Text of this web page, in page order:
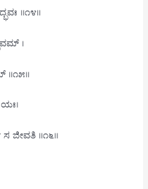
॥೧೪॥
।
॥೧೫॥
ಜೀವತಿ ॥೧೬॥